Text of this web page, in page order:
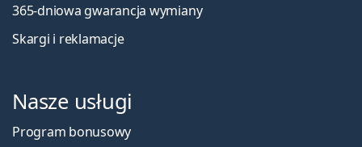
365-dniowa gwarancja wymiany
Skargi i reklamacje
Nasze usługi
Program bonusowy